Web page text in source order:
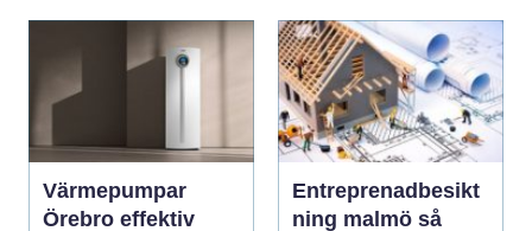
Värmepumpar
Örebro effektiv
Entreprenadbesikt
ning malmö så